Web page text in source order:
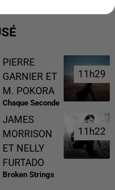
PIERRE
GARNIER ET
M. POKORA
Chaque Seconde
11h29
11h29
JAMES
MORRISON
ET NELLY
FURTADO
Broken Strings
11h22
11h22